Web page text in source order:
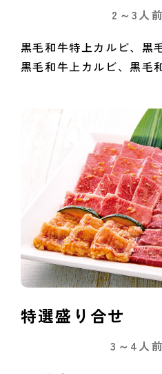
2～3人前
黒毛和牛特上カルビ、黒
黒毛和牛上カルビ、黒毛
特選盛り合せ
3～4人前